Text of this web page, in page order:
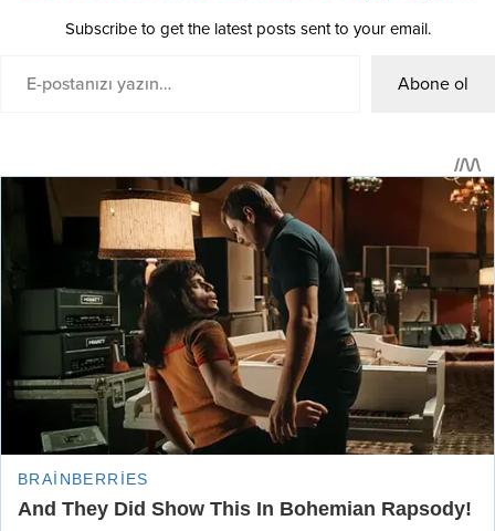
Subscribe to get the latest posts sent to your email.
Abone ol